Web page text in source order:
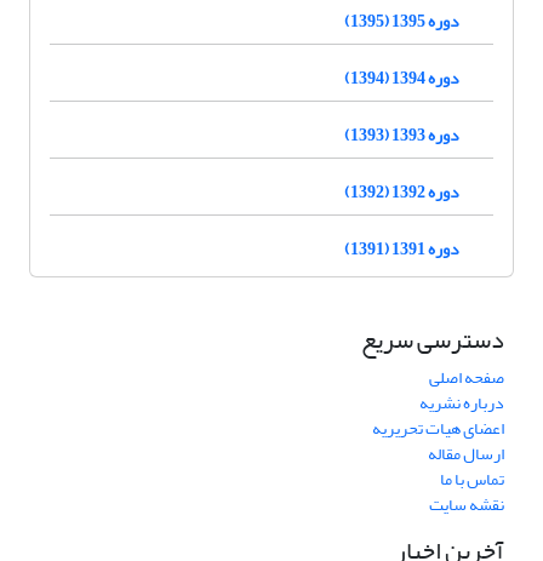
دوره 1395 (1395)
دوره 1394 (1394)
دوره 1393 (1393)
دوره 1392 (1392)
دوره 1391 (1391)
دسترسی سریع
صفحه اصلی
درباره نشریه
اعضای هیات تحریریه
ارسال مقاله
تماس با ما
نقشه سایت
آخرین اخبار